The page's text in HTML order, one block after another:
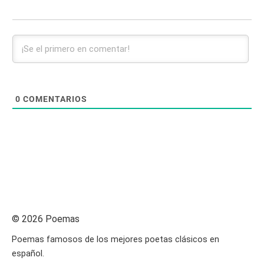
0 COMENTARIOS
© 2026 Poemas
Poemas famosos de los mejores poetas clásicos en
español.